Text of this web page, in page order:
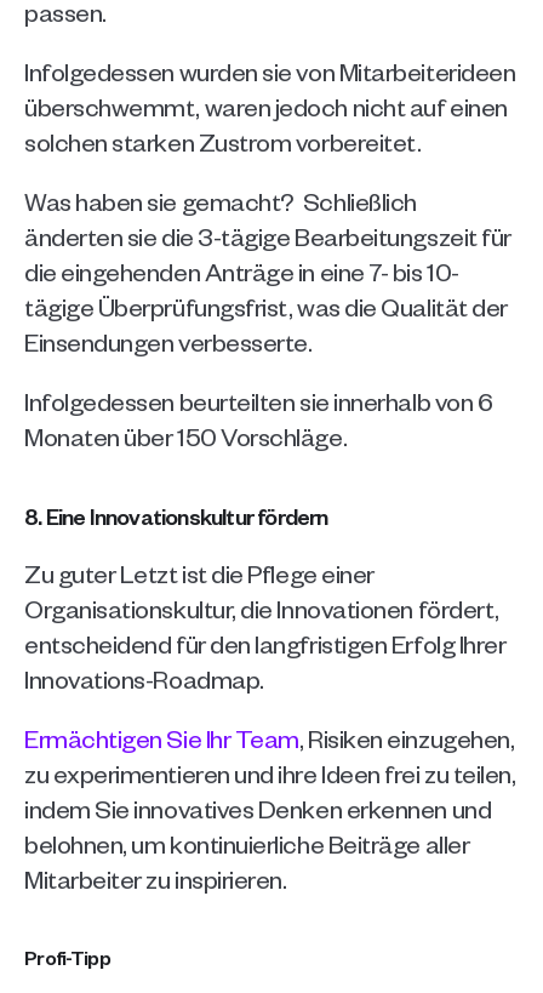
passen.
Infolgedessen wurden sie von Mitarbeiterideen
überschwemmt, waren jedoch nicht auf einen
solchen starken Zustrom vorbereitet.
Was haben sie gemacht?  Schließlich
änderten sie die 3-tägige Bearbeitungszeit für
die eingehenden Anträge in eine 7- bis 10-
tägige Überprüfungsfrist, was die Qualität der
Einsendungen verbesserte.
Infolgedessen beurteilten sie innerhalb von 6
Monaten über 150 Vorschläge.
8. Eine Innovationskultur fördern
Zu guter Letzt ist die Pflege einer
Organisationskultur, die Innovationen fördert,
entscheidend für den langfristigen Erfolg Ihrer
Innovations-Roadmap.
Ermächtigen Sie Ihr Team, Risiken einzugehen,
zu experimentieren und ihre Ideen frei zu teilen,
indem Sie innovatives Denken erkennen und
belohnen, um kontinuierliche Beiträge aller
Mitarbeiter zu inspirieren.
Profi-Tipp